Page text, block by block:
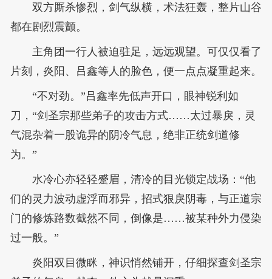
双方厮杀惨烈，剑气纵横，术法狂轰，整片山谷
都在剧烈震颤。
主角团一行人被迫驻足，远远观望。可仅仅看了
片刻，炎阳、吕鑫等人的脸色，便一点点凝重起来。
“不对劲。”吕鑫率先低声开口，眼神锐利如
刀，“剑圣宗那些弟子的攻击方式……太过暴戾，灵
气混杂着一股诡异的阴冷气息，绝非正统剑道修
为。”
水冷心亦轻轻蹙眉，清冷的目光锁定战场：“他
们的灵力波动虚浮而邪异，招式狠戾阴毒，与正道宗
门的修炼路数截然不同，倒像是……被某种外力侵染
过一般。”
炎阳双目微眯，神识悄然铺开，仔细探查剑圣宗